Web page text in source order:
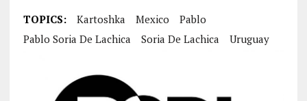
TOPICS: Kartoshka Mexico
Pablo
Pablo Soria De Lachica
Soria De Lachica Uruguay